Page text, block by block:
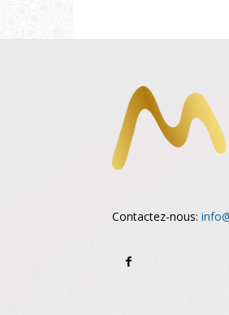
Contactez-nous: